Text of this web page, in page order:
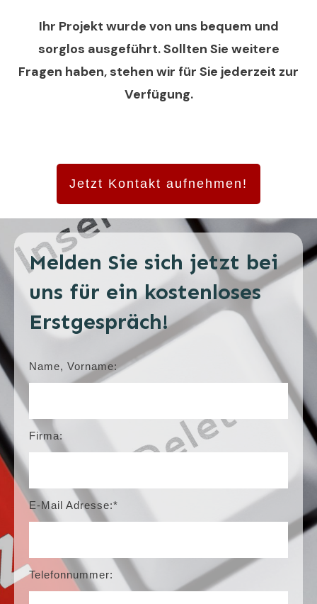
Ihr Projekt wurde von uns bequem und
sorglos ausgeführt. Sollten Sie weitere
Fragen haben, stehen wir für Sie jederzeit zur
Verfügung.
Jetzt Kontakt aufnehmen!
Melden Sie sich jetzt bei
uns für ein kostenloses
Erstgespräch!
Name, Vorname:
Firma:
E-Mail Adresse:*
Telefonnummer: